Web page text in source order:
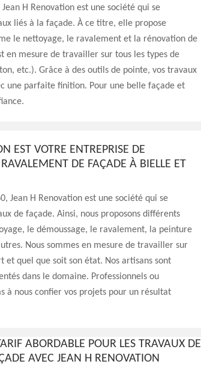
H Renovation est une société qui se
liés à la façade. À ce titre, elle propose
le nettoyage, le ravalement et la rénovation de
en mesure de travailler sur tous les types de
etc.). Grâce à des outils de pointe, vos travaux
une parfaite finition. Pour une belle façade et
EST VOTRE ENTREPRISE DE
DE FAÇADE À BIELLE ET
Jean H Renovation est une société qui se
de façade. Ainsi, nous proposons différents
le démoussage, le ravalement, la peinture
Nous sommes en mesure de travailler sur
et quel que soit son état. Nos artisans sont
dans le domaine. Professionnels ou
à nous confier vos projets pour un résultat
ABORDABLE POUR LES TRAVAUX DE
AVEC JEAN H RENOVATION